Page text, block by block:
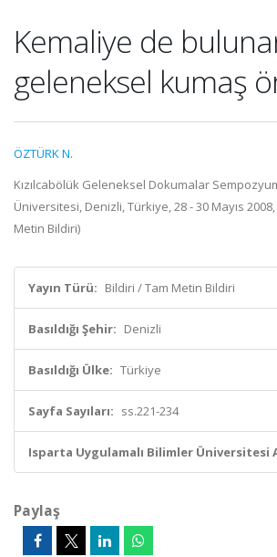
Kemaliye de
geleneksel kumaş
ÖZTÜRK N.
Kızılcabölük Geleneksel Dokumalar
Üniversitesi, Denizli, Türkiye, 28 - 30 Mayıs
Metin Bildiri)
Yayın Türü: Bildiri / Tam Metin Bildiri
Basıldığı Şehir: Denizli
Basıldığı Ülke: Türkiye
Sayfa Sayıları: ss.221-234
Isparta Uygulamalı Bilimler Üniversitesi
Paylaş